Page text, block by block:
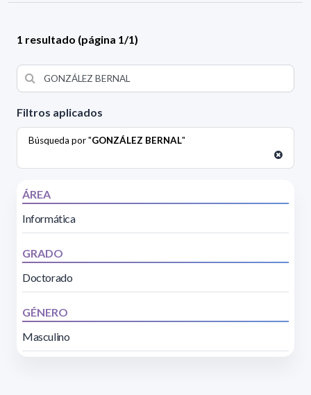
Filtros aplicados
Búsqueda por "GONZÁLEZ BERNAL"
ÁREA
Informática
GRADO
Doctorado
GÉNERO
Masculino
1 resultado (página 1/1)